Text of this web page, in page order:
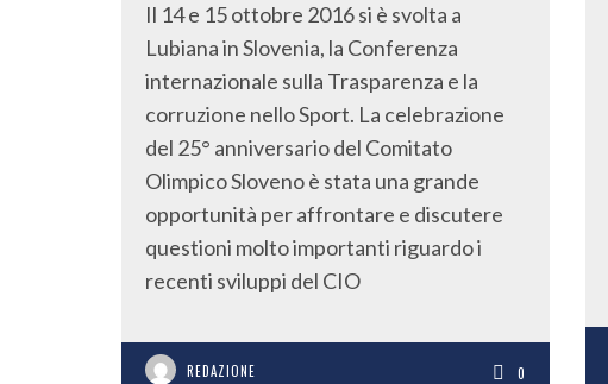
Il 14 e 15 ottobre 2016 si è svolta a
Lubiana in Slovenia, la Conferenza
internazionale sulla Trasparenza e la
corruzione nello Sport. La celebrazione
del 25° anniversario del Comitato
Olimpico Sloveno è stata una grande
opportunità per affrontare e discutere
questioni molto importanti riguardo i
recenti sviluppi del CIO
REDAZIONE 0